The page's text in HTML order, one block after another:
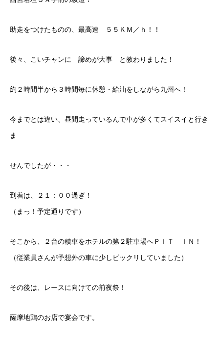
助走をつけたものの、最高速 ５５ＫＭ／ｈ！！
後々、こいチャンに 諦めが大事 と教わりました！
約２時間半から３時間毎に休憩・給油をしながら九州へ！
今までとは違い、昼間走っているんで車が多くてスイスイと行き
ま
せんでしたが・・・
到着は、２１：００過ぎ！
（まっ！予定通りです）
そこから、２台の積車をホテルの第２駐車場へＰＩＴ ＩＮ！
（従業員さんが予想外の車に少しビックリしていました）
その後は、レースに向けての前夜祭！
薩摩地鶏のお店で宴会です。